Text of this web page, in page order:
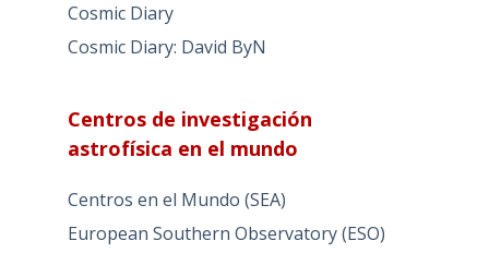
Cosmic Diary
Cosmic Diary: David ByN
Centros de investigación
astrofísica en el mundo
Centros en el Mundo (SEA)
European Southern Observatory (ESO)